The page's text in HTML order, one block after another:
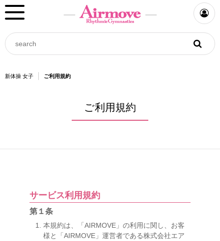
新体操 女子 ご利用規約
ご利用規約
サービス利用規約
第１条
本規約は、「AIRMOVE」の利用に関し、お客
様と「AIRMOVE」運営者である株式会社エア